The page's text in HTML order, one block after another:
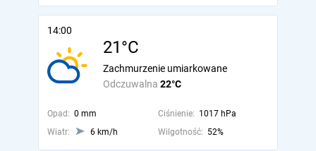
14:00
21°C
Odczuwalna 22°C
Zachmurzenie umiarkowane
Opad: 0 mm Ciśnienie: 1017 hPa
Wiatr:
6 km/h Wilgotność: 52%